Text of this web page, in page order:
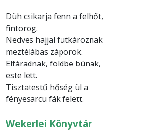
Düh csikarja fenn a felhőt,
fintorog.
Nedves hajjal futkároznak
meztélábas záporok.
Elfáradnak, földbe búnak,
este lett.
Tisztatestű hőség ül a
fényesarcu fák felett.
Wekerlei Könyvtár